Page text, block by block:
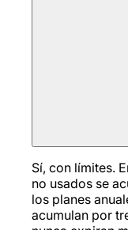
Sí, con límites.
no usados se
los planes
acumulan por